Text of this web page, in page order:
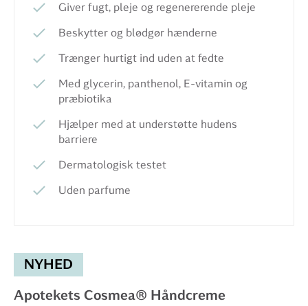
Giver fugt, pleje og regenererende pleje
Beskytter og blødgør hænderne
Trænger hurtigt ind uden at fedte
Med glycerin, panthenol, E-vitamin og
præbiotika
Hjælper med at understøtte hudens
barriere
Dermatologisk testet
Uden parfume
NYHED
Apotekets Cosmea® Håndcreme